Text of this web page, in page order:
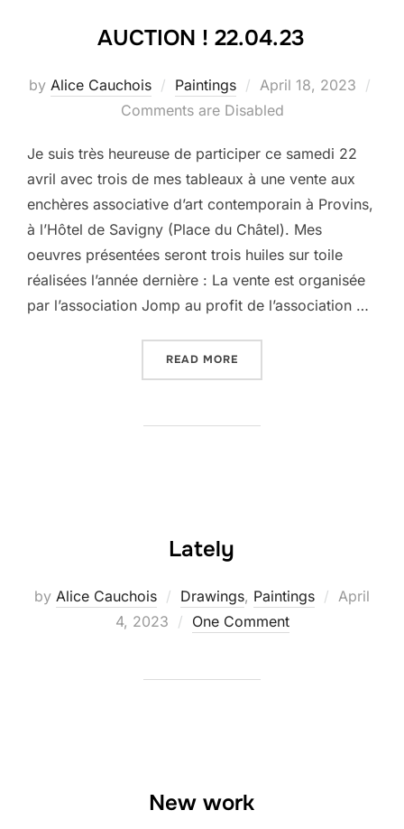
AUCTION ! 22.04.23
by Alice Cauchois Paintings
Posted
on
April 18, 2023
Comments are Disabled
Je suis très heureuse de participer ce samedi 22
avril avec trois de mes tableaux à une vente aux
enchères associative d’art contemporain à Provins,
à l’Hôtel de Savigny (Place du Châtel). Mes
oeuvres présentées seront trois huiles sur toile
réalisées l’année dernière : La vente est organisée
par l’association Jomp au profit de l’association …
READ MORE
Lately
by Alice Cauchois Drawings, Paintings
Posted
April
4, 2023
One Comment
New work